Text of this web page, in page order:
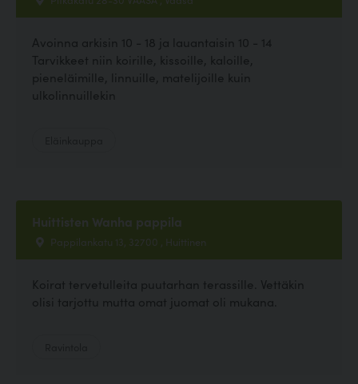
Avoinna arkisin 10 - 18 ja lauantaisin 10 - 14
Tarvikkeet niin koirille, kissoille, kaloille,
pieneläimille, linnuille, matelijoille kuin
ulkolinnuillekin
Huittisten Wanha pappila
Pappilankatu 13, 32700 , Huittinen
Koirat tervetulleita puutarhan terassille. Vettäkin
olisi tarjottu mutta omat juomat oli mukana.